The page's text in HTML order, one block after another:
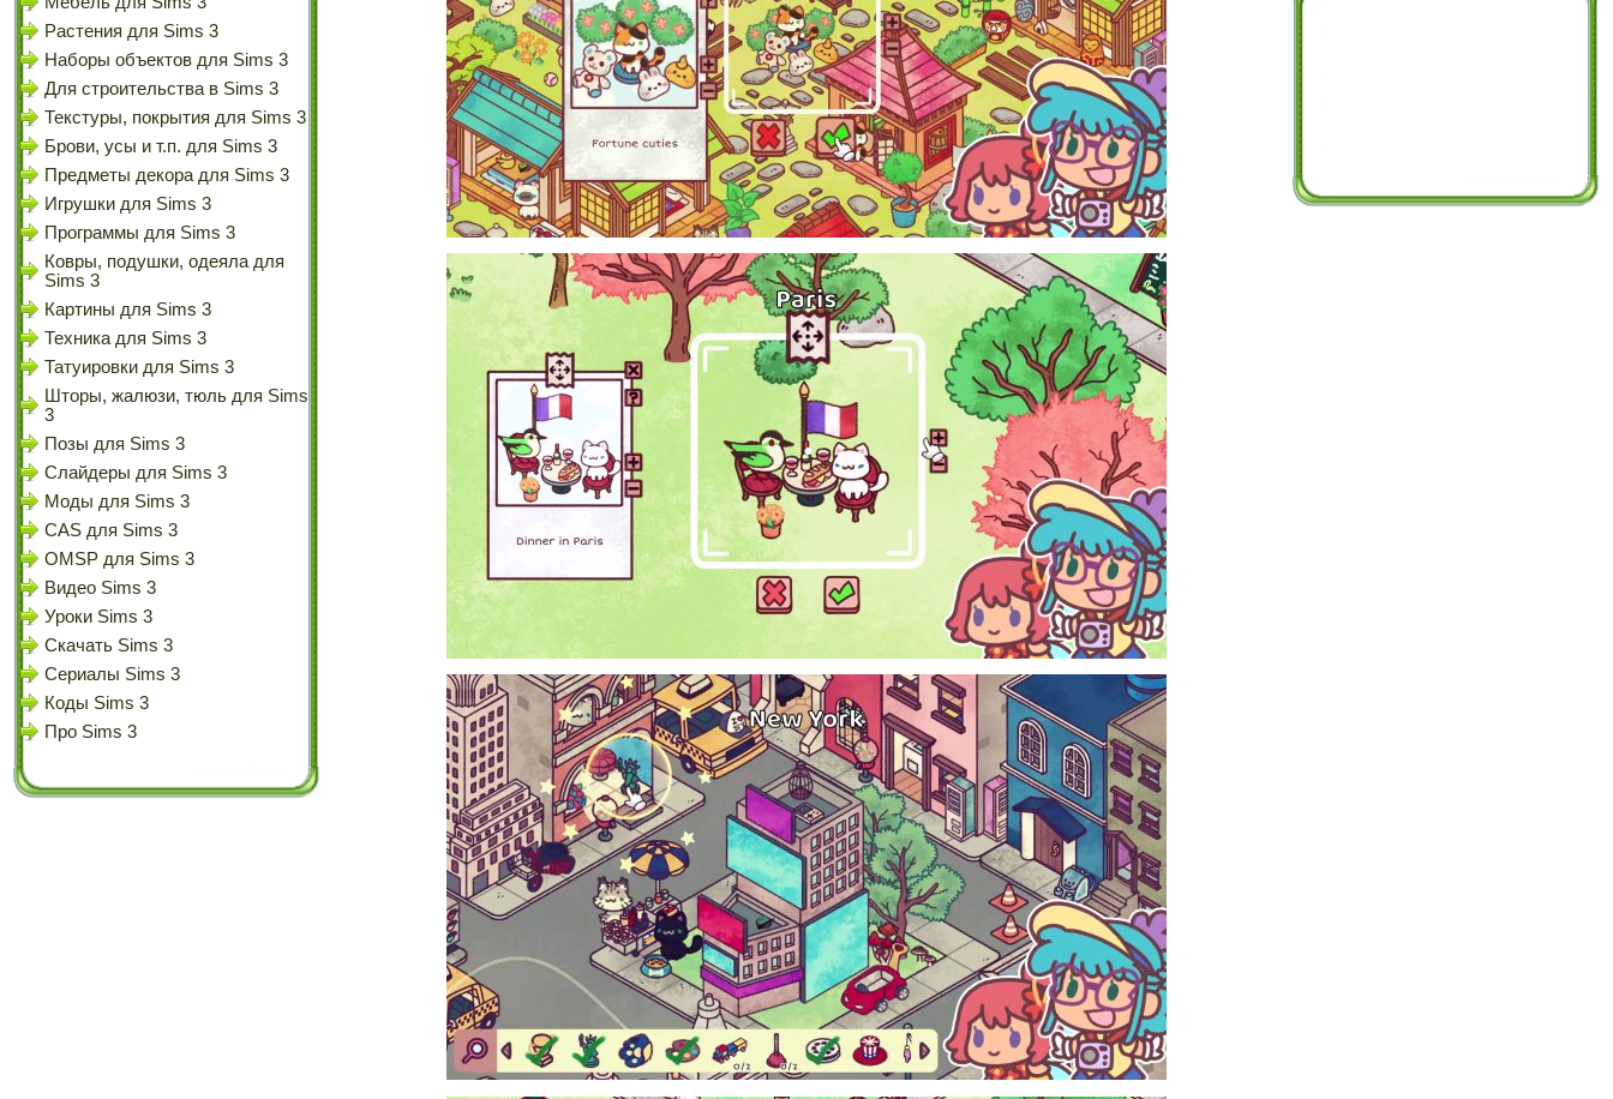
Растения для Sims 3
Наборы объектов для Sims 3
Для строительства в Sims 3
Текстуры, покрытия для Sims 3
Брови, усы и т.п. для Sims 3
Предметы декора для Sims 3
Игрушки для Sims 3
Программы для Sims 3
Ковры, подушки, одеяла для
Sims 3
Картины для Sims 3
Техника для Sims 3
Татуировки для Sims 3
Шторы, жалюзи, тюль для Sims
3
Позы для Sims 3
Слайдеры для Sims 3
Моды для Sims 3
CAS для Sims 3
OMSP для Sims 3
Видео Sims 3
Уроки Sims 3
Скачать Sims 3
Сериалы Sims 3
Коды Sims 3
Про Sims 3